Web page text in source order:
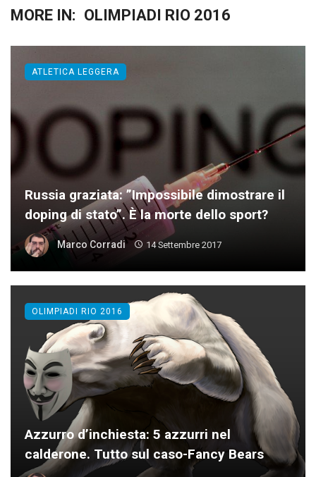
MORE IN: OLIMPIADI RIO 2016
Russia graziata: ”Impossibile dimostrare il
doping di stato”. È la morte dello sport?
Marco Corradi 14 Settembre 2017
ATLETICA LEGGERA
Azzurro d’inchiesta: 5 azzurri nel
calderone. Tutto sul caso-Fancy Bears
OLIMPIADI RIO 2016